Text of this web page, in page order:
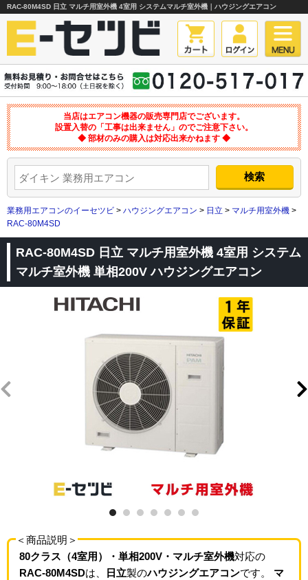
RAC-80M4SD 日立 マルチ用室外機 4室用 システムマルチ室外機｜ハウジングエアコン
当店はエアコン機器の販売専門店でございます。
設置入替の「工事は出来ません」のでご注意下さい。
◆ 部材のみの購入は対応出来かねます ◆
業務用エアコンのイーセツビ > ハウジングエアコン > 日立 > マルチ用室外機 >
RAC-80M4SD
RAC-80M4SD 日立 マルチ用室外機 4室用 システム
マルチ室外機 単相200V ハウジングエアコン
＜商品説明＞
80クラス（4室用）・単相200V・マルチ室外機対応の
RAC-80M4SDは、 日立製のハウジングエアコンです。 マ